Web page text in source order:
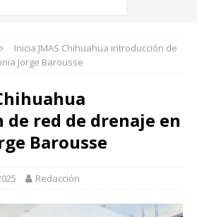
Inicia JMAS Chihuahua introducción de
Jorge Barousse
red de drenaje en
Barousse
Redacción